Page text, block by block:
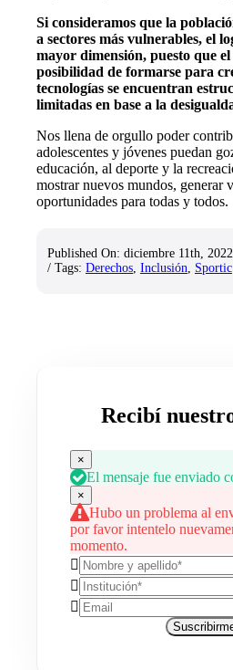
Si consideramos que la
a sectores más vulnerables, el
mayor dimensión, puesto que
posibilidad de formarse para
tecnologías se encuentran
limitadas en base a la
Nos llena de orgullo poder
adolescentes y jóvenes puedan
educación, al deporte y la
mostrar nuevos mundos, generar
oportunidades para todas y todos.
Published On: diciembre 11th, 2022
/ Tags: Derechos, Inclusión, Sportic
Recibí
×
El mensaje fue enviado
×
Hubo un problema al
por favor intentelo
momento.